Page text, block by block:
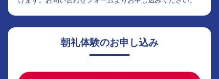
朝礼体験のお申し込み